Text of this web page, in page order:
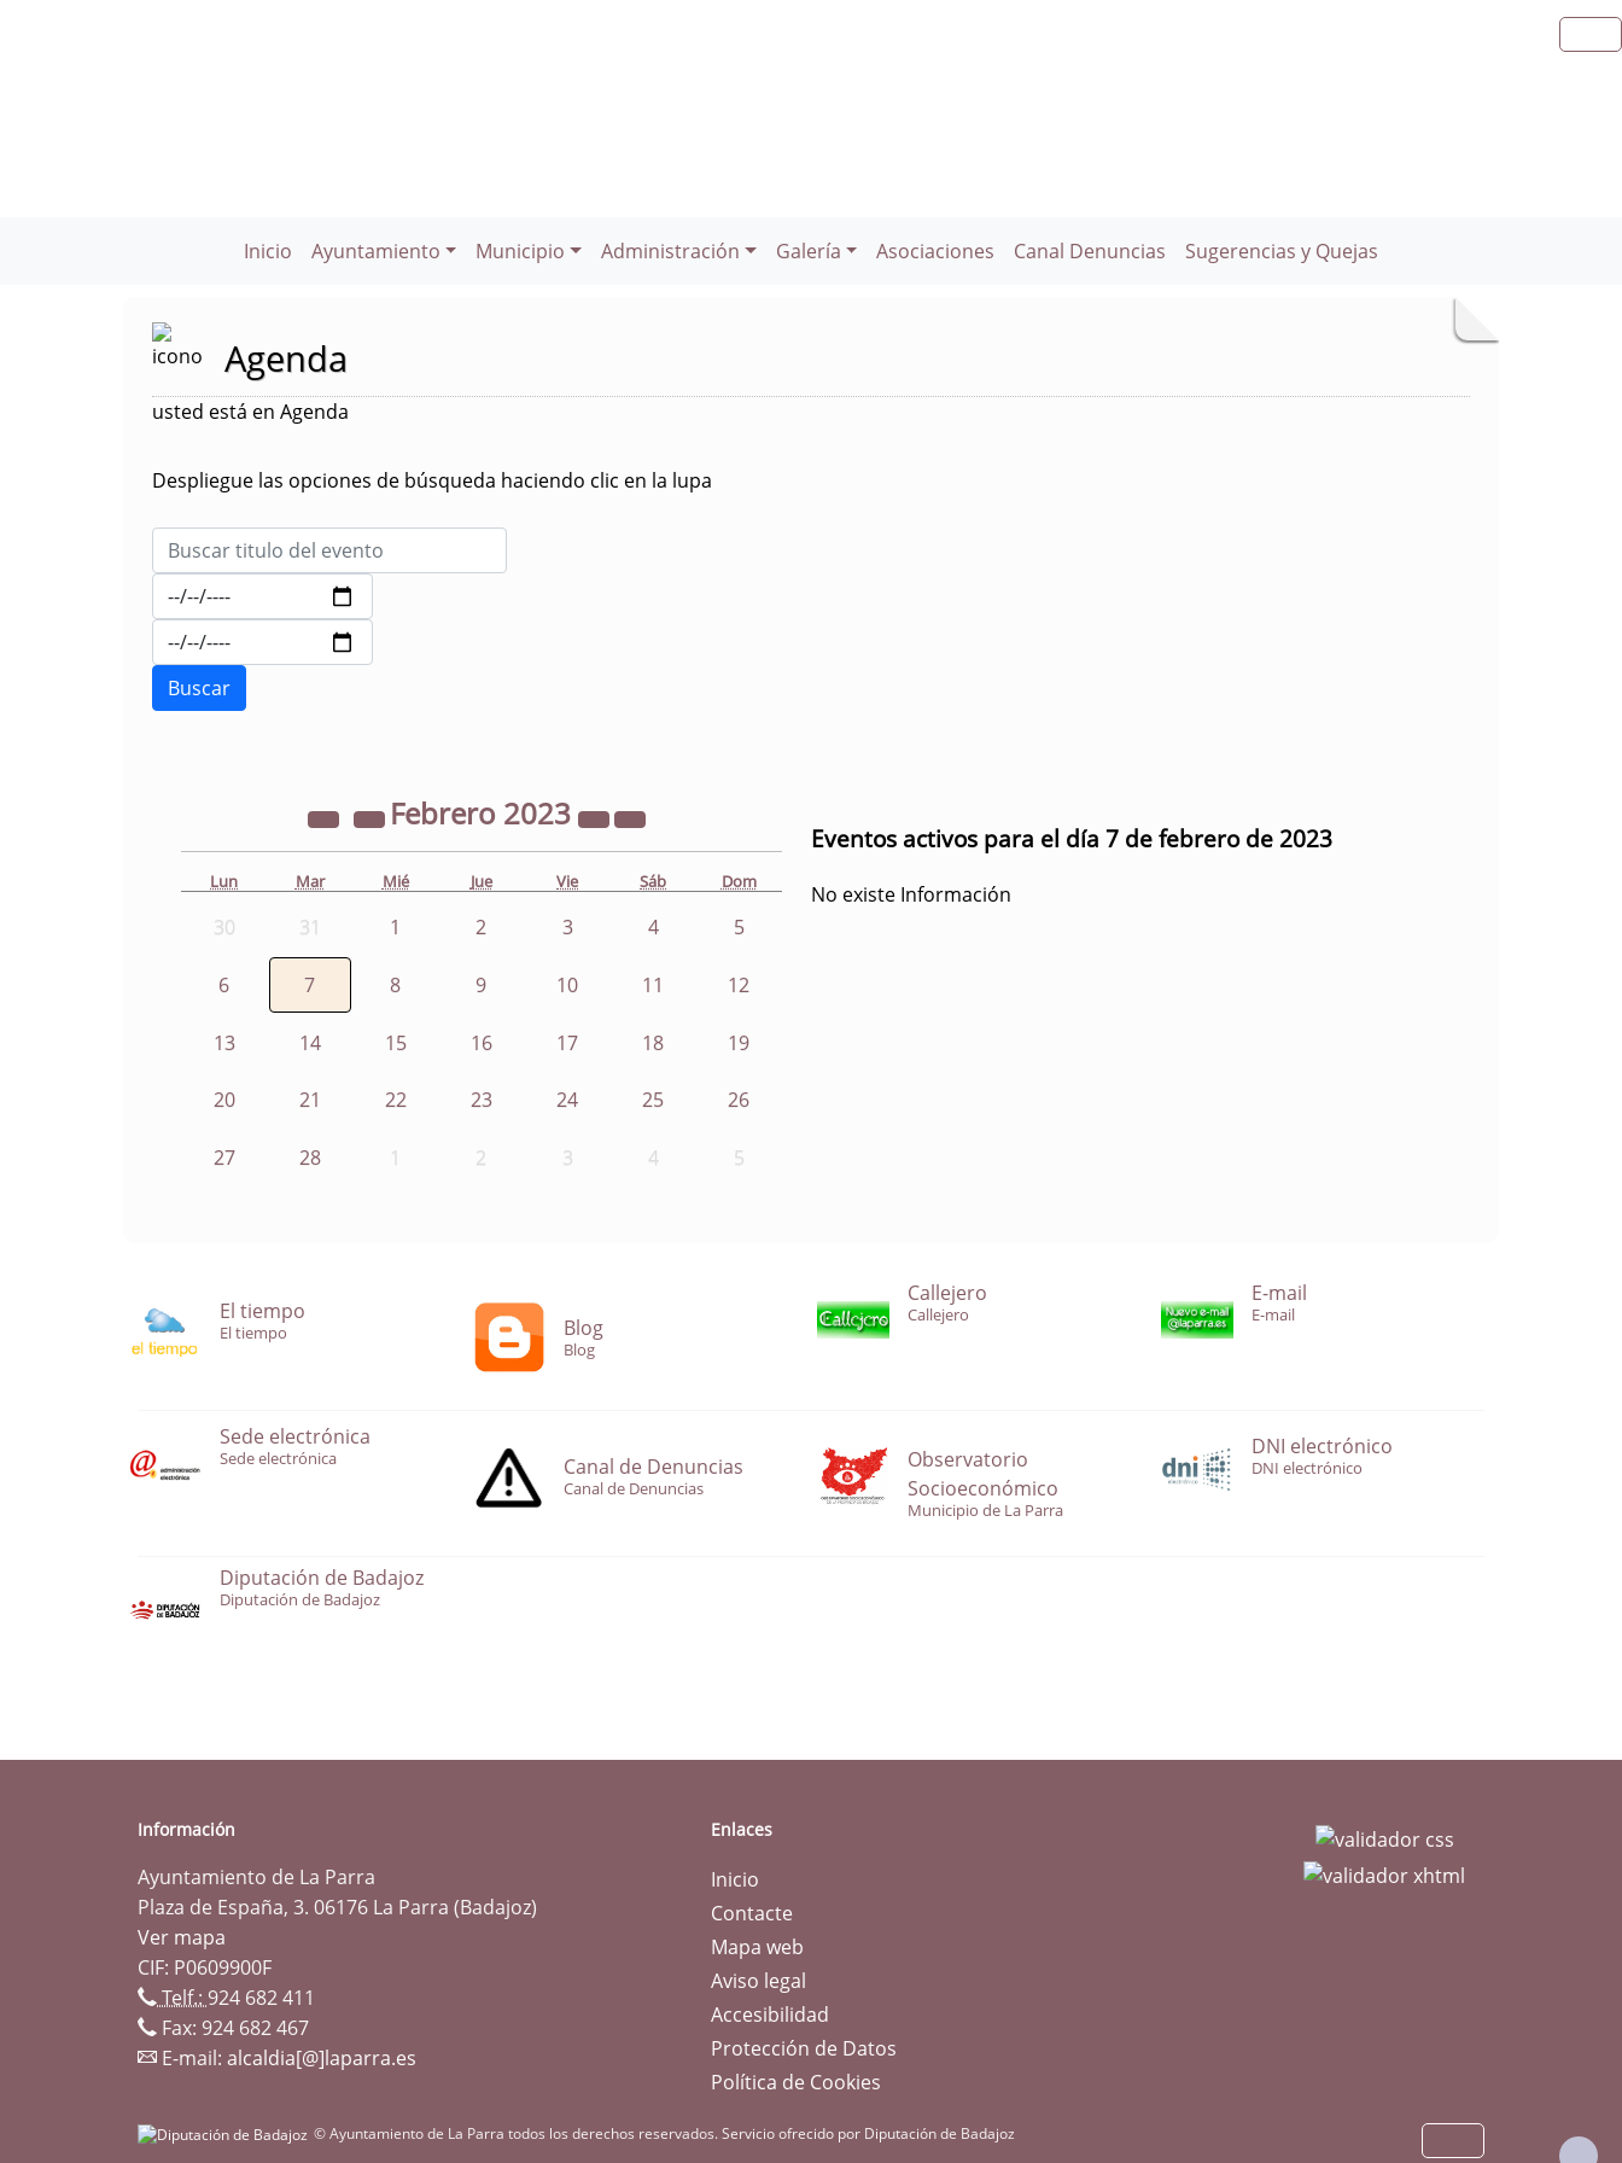
Inicio Ayuntamiento Municipio Administración Galería Asociaciones Canal Denuncias Sugerencias y Quejas
Agenda
usted está en Agenda
Despliegue las opciones de búsqueda haciendo clic en la lupa
Febrero 2023
Lun Mar Mié Jue Vie Sáb Dom
30 31 1 2 3 4 5
6 7 8 9 10 11 12
13 14 15 16 17 18 19
20 21 22 23 24 25 26
27 28 1 2 3 4 5
Eventos activos para el día 7 de febrero de 2023
No existe Información
El tiempo
El tiempo Blog
Blog
Callejero
Callejero
E-mail
E-mail
Sede electrónica
Sede electrónica Canal de Denuncias
Canal de Denuncias
Observatorio
Socioeconómico
Municipio de La Parra
DNI electrónico
DNI electrónico
Diputación de Badajoz
Diputación de Badajoz
Información
Ayuntamiento de La Parra
Plaza de España, 3. 06176 La Parra (Badajoz)
Ver mapa
CIF: P0609900F
Telf.:924 682 411
Fax: 924 682 467
E-mail: alcaldia[@]laparra.es
Enlaces
Inicio
Contacte
Mapa web
Aviso legal
Accesibilidad
Protección de Datos
Política de Cookies
© Ayuntamiento de La Parra todos los derechos reservados.Servicio ofrecido por Diputación de Badajoz